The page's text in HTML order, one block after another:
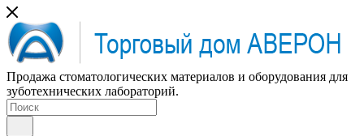
Продажа стоматологических материалов и оборудования для
зуботехнических лабораторий.